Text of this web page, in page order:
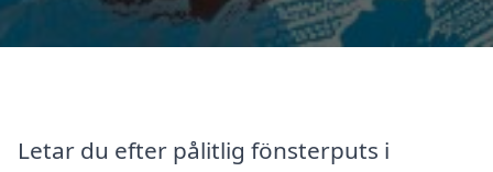
Letar du efter pålitlig fönsterputs i